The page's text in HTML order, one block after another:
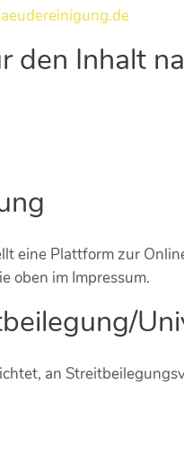
den Inhalt
eine Plattform zur
oben im Impressum.
an